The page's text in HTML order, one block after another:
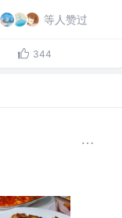
等人赞过
344